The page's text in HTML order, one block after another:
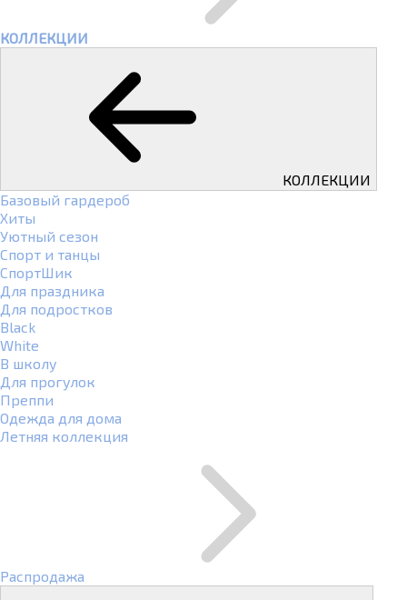
КОЛЛЕКЦИИ
КОЛЛЕКЦИИ
Базовый гардероб
Хиты
Уютный сезон
Спорт и танцы
СпортШик
Для праздника
Для подростков
Black
White
В школу
Для прогулок
Преппи
Одежда для дома
Летняя коллекция
Распродажа